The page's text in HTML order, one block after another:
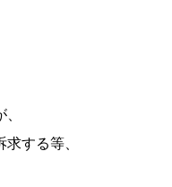
する等、